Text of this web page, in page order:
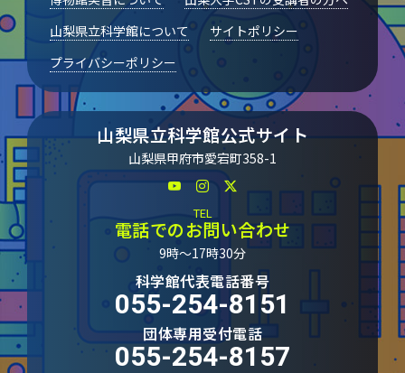
山梨県立科学館について
サイトポリシー
プライバシーポリシー
山梨県立科学館公式サイト
山梨県甲府市愛宕町358-1
TEL
電話でのお問い合わせ
9時～17時30分
科学館代表電話番号
055-254-8151
団体専用受付電話
055-254-8157